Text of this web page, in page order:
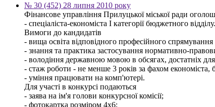
№ 30 (452) 28 липня 2010 року
Фінансове управління Прилуцької міської ради
- спеціаліста-економіста І категорії бюджетного відділу.
Вимоги до кандидатів
- вища освіта відповідного професійного спрямування
- знання та практика застосування нормативно-
- володіння державною мовою в обсягах, достатніх
- стаж роботи - не менше 3 років за фахом економіста,
- уміння працювати на комп'ютері.
Для участі в конкурсі подаються
- заява на ім'я голови конкурсної комісії;
- фотокартка розміром 4х6;